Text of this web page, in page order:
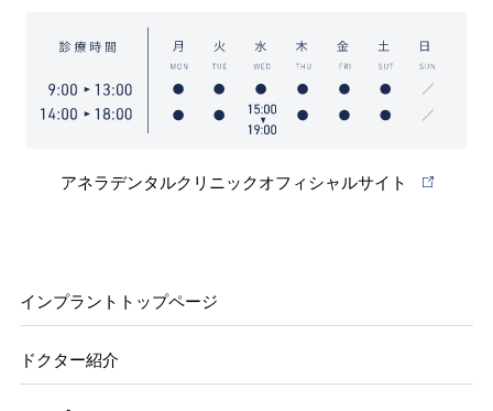
アネラデンタルクリニックオフィシャルサイト
インプラントトップページ
ドクター紹介